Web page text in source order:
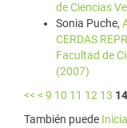
de Ciencias
Sonia Puche,
CERDAS
Facultad de
(2007)
<< < 9 10 11 12 13 14
También puede